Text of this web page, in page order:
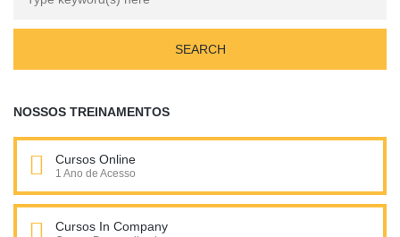
NOSSOS TREINAMENTOS
Cursos Online
1 Ano de Acesso
Cursos In Company